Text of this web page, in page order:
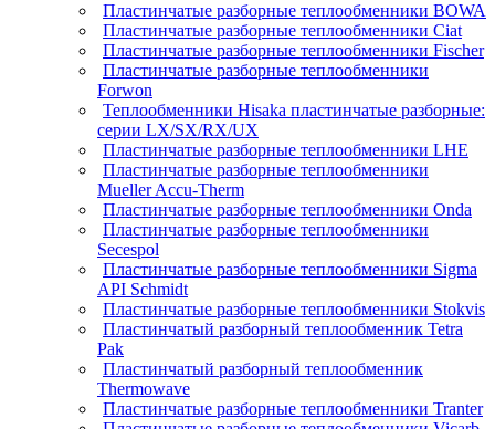
Пластинчатые разборные теплообменники BOWA
Пластинчатые разборные теплообменники Ciat
Пластинчатые разборные теплообменники Fischer
Пластинчатые разборные теплообменники
Forwon
Теплообменники Hisaka пластинчатые разборные:
серии LX/SX/RX/UX
Пластинчатые разборные теплообменники LHE
Пластинчатые разборные теплообменники
Mueller Accu-Therm
Пластинчатые разборные теплообменники Onda
Пластинчатые разборные теплообменники
Secespol
Пластинчатые разборные теплообменники Sigma
API Schmidt
Пластинчатые разборные теплообменники Stokvis
Пластинчатый разборный теплообменник Tetra
Pak
Пластинчатый разборный теплообменник
Thermowave
Пластинчатые разборные теплообменники Tranter